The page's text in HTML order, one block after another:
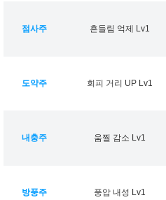
점사주 흔들림 억제 Lv1
도약주 회피 거리 UP Lv1
내충주 움찔 감소 Lv1
방풍주 풍압 내성 Lv1